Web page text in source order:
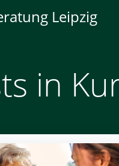
Inhalt
Leipzig
in